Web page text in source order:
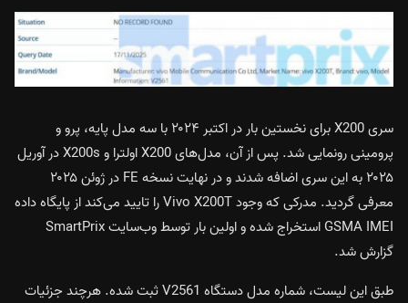
سری X200 برای نخستین بار در اکتبر ۲۰۲۴ با سه مدل پایه، پرو و
پرومینی رونمایی شد. پس از آن، مدل‌های X200 اولترا و X200s در آوریل
۲۰۲۵ به این سری اضافه شدند و در نهایت نسخه FE در ژوئن ۲۰۲۵
معرفی گردید. مدرکی که وجود Vivo X200T را تایید می‌کند از پایگاه داده
GSMA IMEI استخراج شده و اولین بار توسط وب‌سایت SmartPrix
گزارش شد.
طبق این لیست، شماره مدل دستگاه V2561 ثبت شده. هرچند جزئیات